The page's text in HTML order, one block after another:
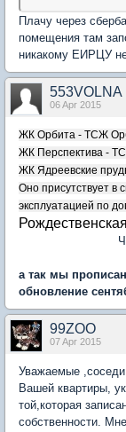
Плачу через
помещения там
никакому ЕИРЦУ
553VOLNA
06 Apr 2015
ЖК Орбита - ТСЖ
ЖК Перспектива -
ЖК Ядреевские
Оно присутствует в
эксплуатацией по
а так мы
обновление
99ZOO
07 Apr 2015
Уважаемые
Вашей квартиры,
той,которая
собственности.